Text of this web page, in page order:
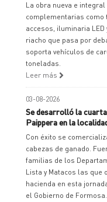
La obra nueva e
complementarias como
accesos, iluminaria
riacho que pasa por
soporta vehículos de
toneladas.
Leer más
03-08-2026
Se desarrolló la
Paippera en la
Con éxito se
cabezas de ganado.
familias de los
Lista y Matacos las que
hacienda en esta
el Gobierno de Formosa.